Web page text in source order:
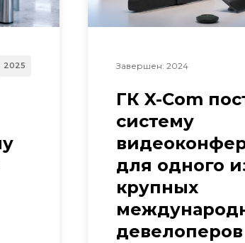
2025 Завершен: 2024
ГК X-Com
систему
для одного
крупных
девелоперов